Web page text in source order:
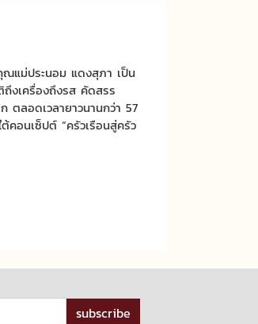
ณแม่ประนอม แดงสุภา เป็น
งเครื่องถึงรส คัดสรร
ตลอดเวลายาวนานกว่า 57
อนเซ็ปต์ “ครัวเรือนสู่ครัว
subscribe